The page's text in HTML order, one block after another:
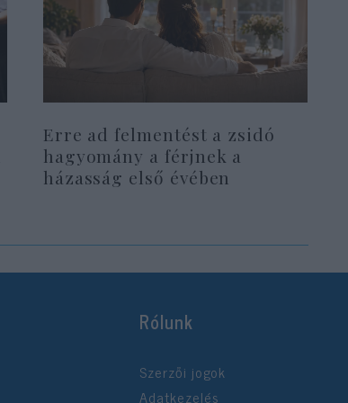
Erre ad felmentést a zsidó
hagyomány a férjnek a
házasság első évében
Rólunk
Szerzői jogok
Adatkezelés